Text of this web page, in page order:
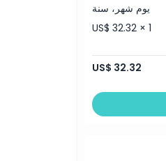
يوم شهر، سنة
US$ 32.32 × 1
US$ 32.32